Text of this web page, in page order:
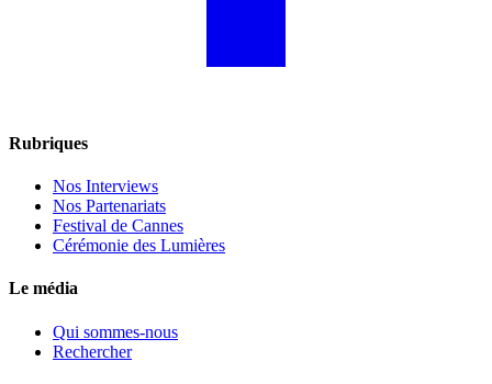
Rubriques
Nos Interviews
Nos Partenariats
Festival de Cannes
Cérémonie des Lumières
Le média
Qui sommes-nous
Rechercher